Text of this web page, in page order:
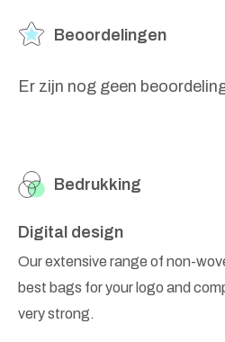
Beoordelingen
Er zijn nog geen
Bedrukking
Digital design
Our extensive range of non-
best bags for your logo and
very strong.